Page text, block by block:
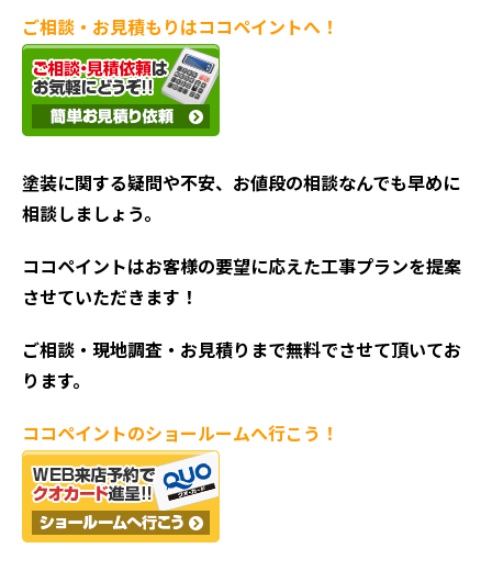
ご相談・お見積もりはココペイントへ！
塗装に関する疑問や不安、お値段の相談なんでも早めに
相談しましょう。
ココペイントはお客様の要望に応えた工事プランを提案
させていただきます！
ご相談・現地調査・お見積りまで無料でさせて頂いてお
ります。
ココペイントのショールームへ行こう！